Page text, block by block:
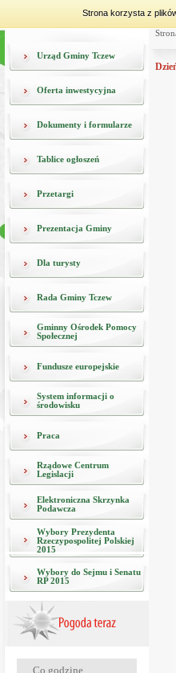
Strona korzysta z
Urząd Gminy Tczew
Oferta inwestycyjna
Dokumenty i formularze
Tablice ogłoszeń
Przetargi
Prezentacja Gminy
Dla turysty
Rada Gminy Tczew
Gminny Ośrodek Pomocy
Społecznej
Fundusze europejskie
System informacji o
środowisku
Praca
Rządowe Centrum
Legislacji
Elektroniczna Skrzynka
Podawcza
Wybory Prezydenta
Rzeczypospolitej Polskiej
2015
Wybory do Sejmu i Senatu
RP 2015
Co godzinę